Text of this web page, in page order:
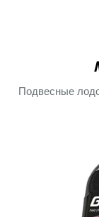
Подвесные